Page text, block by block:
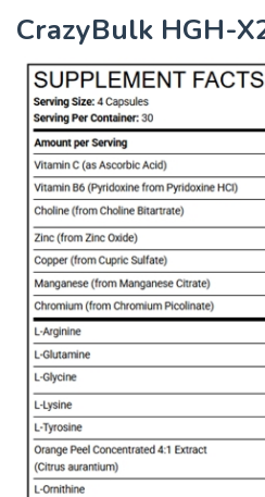
CrazyBulk HGH-